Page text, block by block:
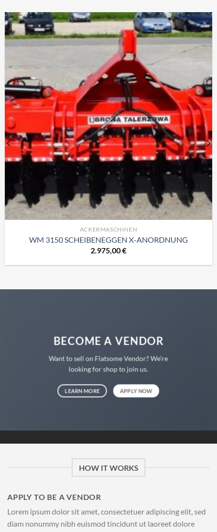
ACKERMASCHINEN
WM 3150 SCHEIBENEGGEN X-ANORDNUNG
2.975,00€
BECOME A VENDOR
Want to sell on Flatsome Vendor? We’re
looking for shop to join us.
LEARN MORE APPLY NOW
HOW IT WORKS
APPLY TO BE A VENDOR
Lorem ipsum dolor sit amet, consectetuer adipiscing elit, sed
diam nonummy nibh euismod tincidunt ut laoreet dolore